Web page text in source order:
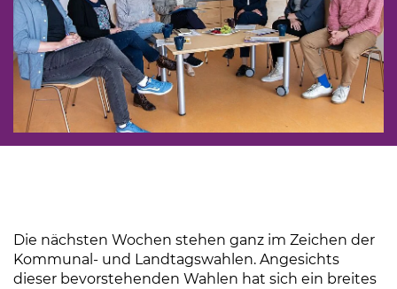
Die nächsten Wochen stehen ganz im Zeichen der
Kommunal- und Landtagswahlen. Angesichts
dieser bevorstehenden Wahlen hat sich ein breites